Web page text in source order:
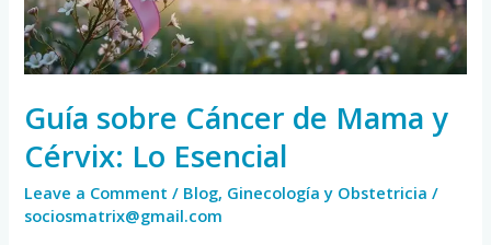
Guía sobre Cáncer de Mama y
Cérvix: Lo Esencial
Leave a Comment / Blog, Ginecología y Obstetricia /
sociosmatrix@gmail.com
Cérvix:
Lo
Esencial